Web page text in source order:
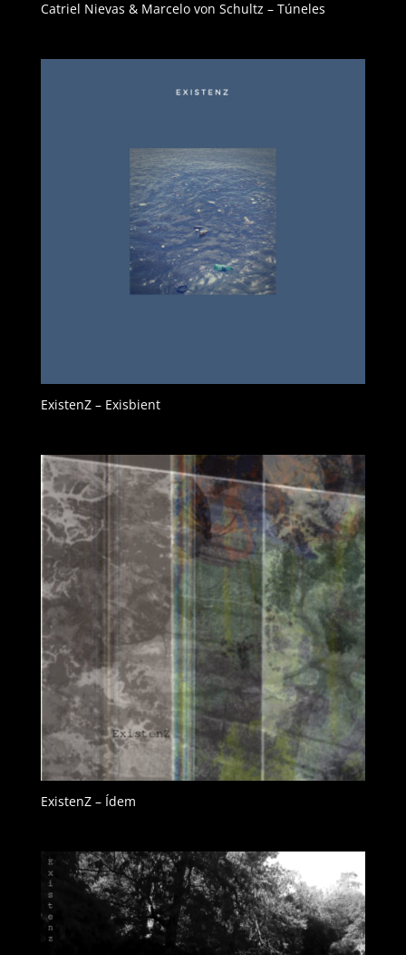
Catriel Nievas & Marcelo von Schultz – Túneles
ExistenZ – Exisbient
ExistenZ – Ídem